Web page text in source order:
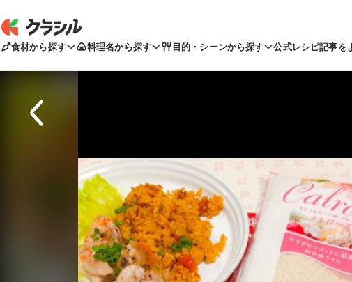
食材から探す 料理名から探す 目的・シーンから探す 公式レシピ記事を